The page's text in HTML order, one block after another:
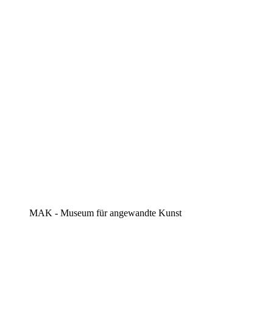
MAK - Museum für angewandte Kunst